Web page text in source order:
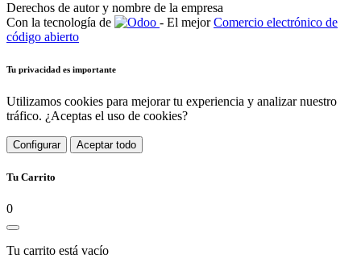
Derechos de autor y nombre de la empresa
Con la tecnología de
- El mejorComercio electrónico de
código abierto
Tu privacidad es importante
Utilizamos cookies para mejorar tu experiencia y analizar nuestro
tráfico. ¿Aceptas el uso de cookies?
Configurar Aceptar todo
Tu Carrito
0
Tu carrito está vacío